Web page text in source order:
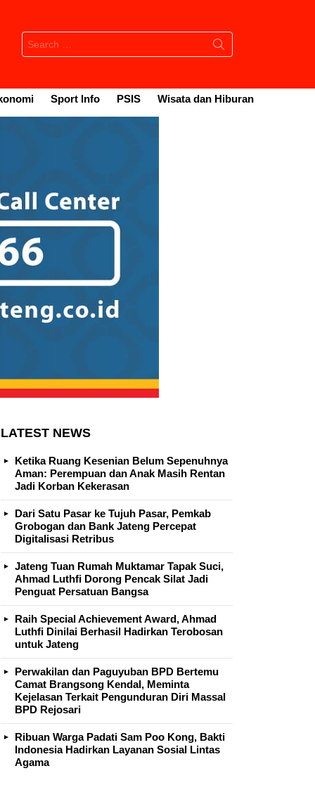
Search
for:
Sport Info PSIS Wisata dan Hiburan
LATEST NEWS
Ketika Ruang Kesenian Belum Sepenuhnya
Aman: Perempuan dan Anak Masih Rentan
Jadi Korban Kekerasan
Dari Satu Pasar ke Tujuh Pasar, Pemkab
Grobogan dan Bank Jateng Percepat
Digitalisasi Retribus
Jateng Tuan Rumah Muktamar Tapak Suci,
Ahmad Luthfi Dorong Pencak Silat Jadi
Penguat Persatuan Bangsa
Raih Special Achievement Award, Ahmad
Luthfi Dinilai Berhasil Hadirkan Terobosan
untuk Jateng
Perwakilan dan Paguyuban BPD Bertemu
Camat Brangsong Kendal, Meminta
Kejelasan Terkait Pengunduran Diri Massal
BPD Rejosari
Ribuan Warga Padati Sam Poo Kong, Bakti
Indonesia Hadirkan Layanan Sosial Lintas
Agama